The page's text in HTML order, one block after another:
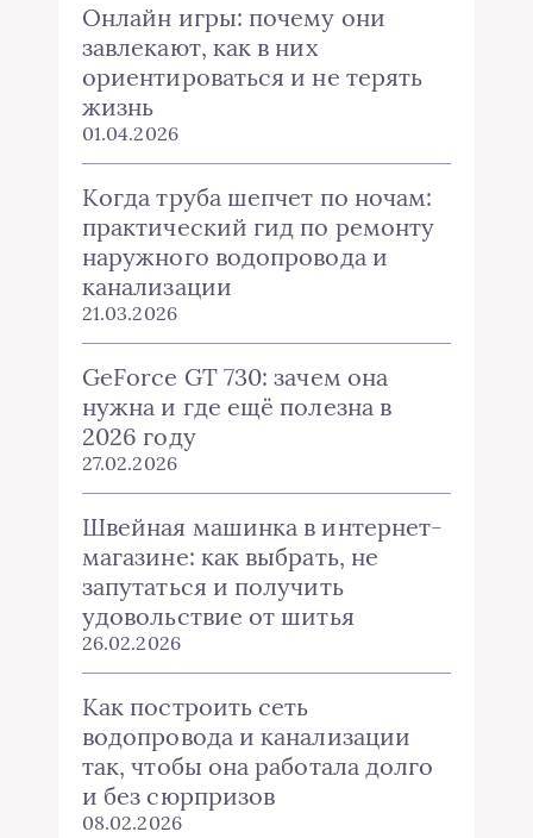
Онлайн игры: почему они
завлекают, как в них
ориентироваться и не терять
жизнь
01.04.2026
Когда труба шепчет по ночам:
практический гид по ремонту
наружного водопровода и
канализации
21.03.2026
GeForce GT 730: зачем она
нужна и где ещё полезна в
2026 году
27.02.2026
Швейная машинка в интернет-
магазине: как выбрать, не
запутаться и получить
удовольствие от шитья
26.02.2026
Как построить сеть
водопровода и канализации
так, чтобы она работала долго
и без сюрпризов
08.02.2026